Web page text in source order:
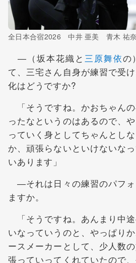
全日本合宿2026 中井 亜美 青木 祐
―（坂本花織と 三原舞依の
て、三宅さん自身が練習で受
化はどうですか?
「そうですね。かおちゃん
ったなというのはあるので、
っていく身としてちゃんとし
か、頑張らないといけないな
いあります」
―それは日々の練習のパフ
ますか。
「そうですね。あんまり中
いなっていうのと、やっぱり
ースメーカーとして、少人数
張っていってくれていたので